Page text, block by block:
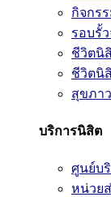
กิจกร
รอบรั้
ชีวิตนิ
ชีวิตนิ
สุขภา
บริการนิสิต
ศูนย์บ
หน่วย